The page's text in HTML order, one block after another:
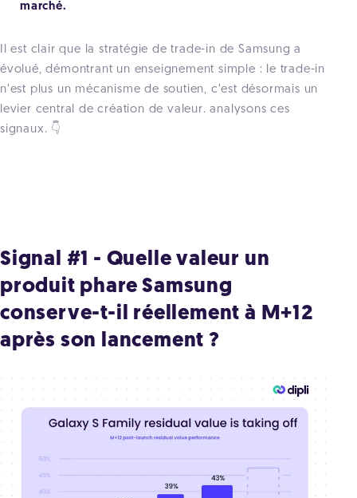
marché.
Il est clair que la stratégie de trade-in de Samsung a
évolué, démontrant un enseignement simple : le trade-in
n’est plus un mécanisme de soutien, c’est désormais un
levier central de création de valeur. analysons ces
signaux. 👇
Signal #1 - Quelle valeur un
produit phare Samsung
conserve-t-il réellement à M+12
après son lancement ?